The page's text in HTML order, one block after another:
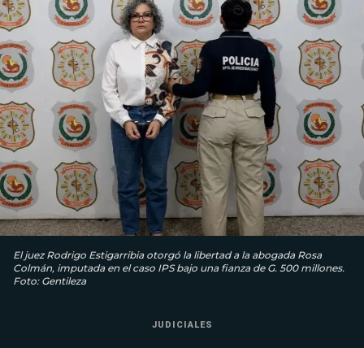
El juez Rodrigo Estigarribia otorgó la libertad a la abogada Rosa
Colmán, imputada en el caso IPS bajo una fianza de G. 500 millones.
Foto: Gentileza
JUDICIALES